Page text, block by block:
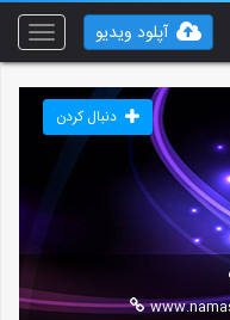
Toggle
آپلود ویدیو
دنبال کردن